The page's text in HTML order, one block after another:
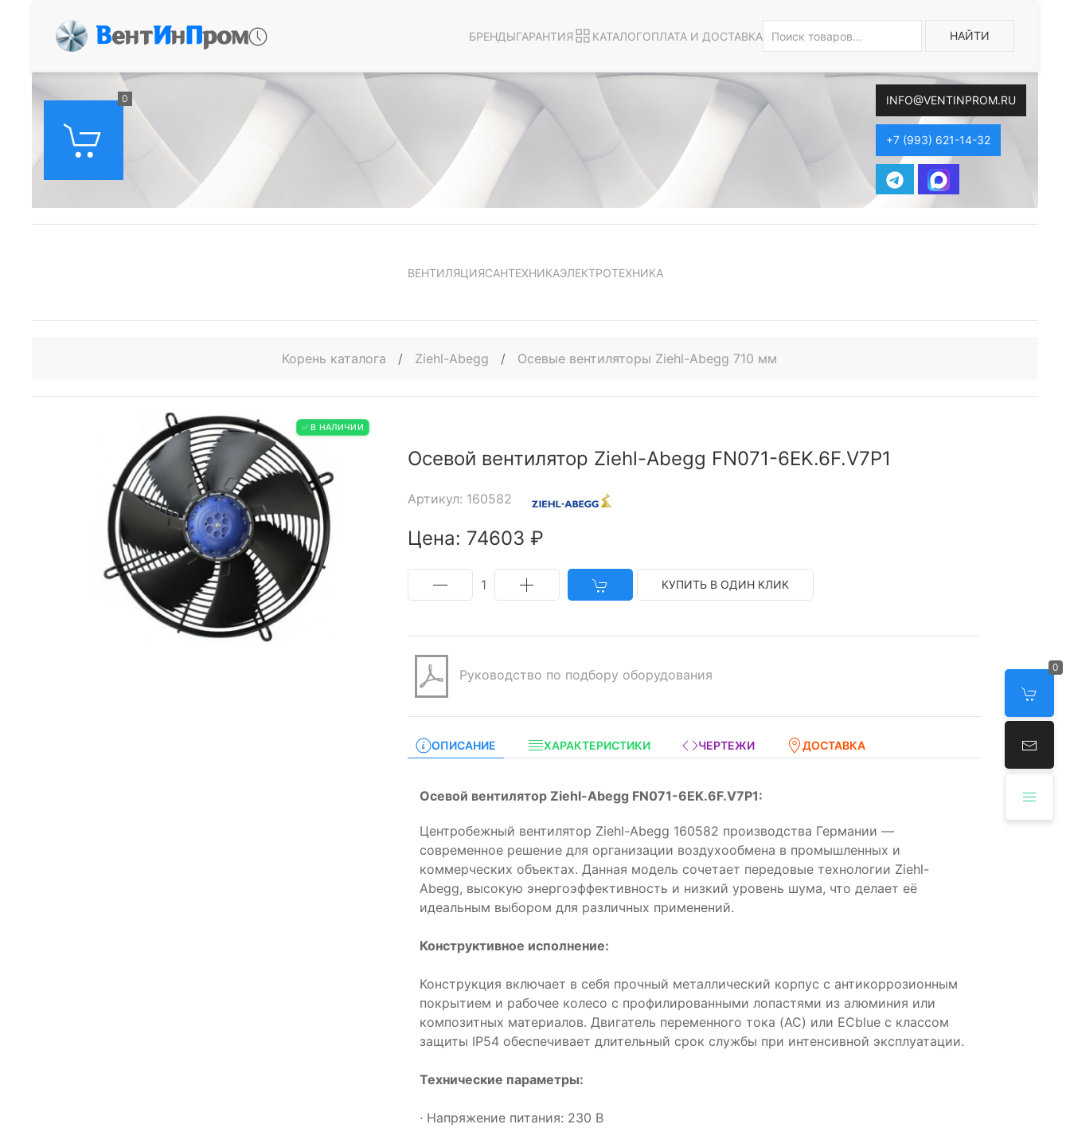
ВентИнПром БРЕНДЫГАРАНТИЯ КАТАЛОГОПЛАТА И ДОСТАВКА НАЙТИ
0 INFO@VENTINPROM.RU
+7 (993) 621-14-32
0
ВЕНТИЛЯЦИЯСАНТЕХНИКАЭЛЕКТРОТЕХНИКА
Корень каталога / Ziehl-Abegg / Осевые вентиляторы Ziehl-Abegg 710 мм
✅ В НАЛИЧИИ
Осевой вентилятор Ziehl-Abegg FN071-6EK.6F.V7P1
Артикул: 160582
Цена: 74603 ₽
1 КУПИТЬ В ОДИН КЛИК
Руководство по подбору оборудования
ОПИСАНИЕ ХАРАКТЕРИСТИКИ ЧЕРТЕЖИ ДОСТАВКА
Осевой вентилятор Ziehl-Abegg FN071-6EK.6F.V7P1:
Центробежный вентилятор Ziehl-Abegg 160582 производства Германии —
современное решение для организации воздухообмена в промышленных и
коммерческих объектах. Данная модель сочетает передовые технологии Ziehl-
Abegg, высокую энергоэффективность и низкий уровень шума, что делает её
идеальным выбором для различных применений.
Конструктивное исполнение:
Конструкция включает в себя прочный металлический корпус с антикоррозионным
покрытием и рабочее колесо с профилированными лопастями из алюминия или
композитных материалов. Двигатель переменного тока (AC) или ECblue с классом
защиты IP54 обеспечивает длительный срок службы при интенсивной эксплуатации.
Технические параметры:
· Напряжение питания: 230 В